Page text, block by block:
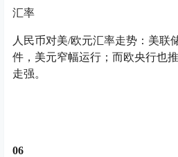
汇率
人民币对美/欧元汇率走势：美联
件，美元窄幅运行；而欧央行也
走强。
06